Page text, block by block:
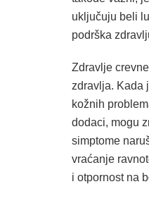
uključuju beli
podrška
Zdravlje
zdravlja. Kada
kožnih
dodaci, mogu
simptome
vraćanje
i otpornost na